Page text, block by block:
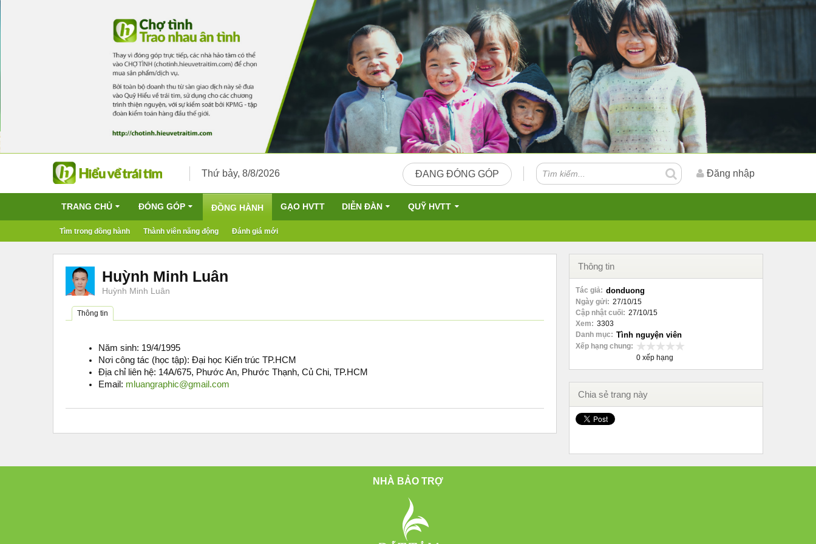
Thứ bảy, 8/8/2026 ĐANG ĐÓNG GÓP Đăng nhập
TRANG CHỦ ĐÓNG GÓP ĐỒNG HÀNH
Tìm trong đồng hành Thành viên năng động Đánh giá mới
GẠO HVTT DIỄN ĐÀN QUỸ HVTT
Huỳnh Minh Luân
Huỳnh Minh Luân
Thông tin
Năm sinh: 19/4/1995
Nơi công tác (học tập): Đại học Kiến trúc TP.HCM
Địa chỉ liên hệ: 14A/675, Phước An, Phước Thạnh, Củ Chi, TP.HCM
Email: mluangraphic@gmail.com
Thông tin
Tác giả: donduong
Ngày gửi: 27/10/15
Cập nhật cuối: 27/10/15
Xem: 3303
Danh mục: Tình nguyện viên
Xếp hạng chung:
0 xếp hạng
Chia sẻ trang này
NHÀ BẢO TRỢ